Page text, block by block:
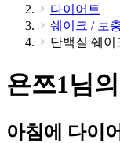
다이어트
쉐이크 / 보
단백질 쉐이
욘쯔1님
아침에 다이